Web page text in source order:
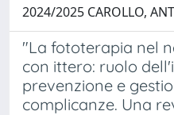
2024/2025 CAROLLO,
"La fototerapia nel
con ittero: ruolo
prevenzione e
complicanze. Una